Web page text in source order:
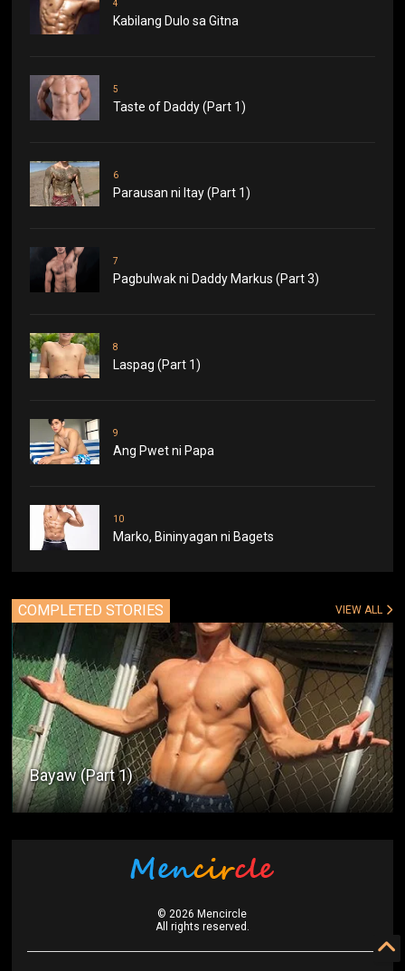
4
Kabilang Dulo sa Gitna
5
Taste of Daddy (Part 1)
6
Parausan ni Itay (Part 1)
7
Pagbulwak ni Daddy Markus (Part 3)
8
Laspag (Part 1)
9
Ang Pwet ni Papa
10
Marko, Bininyagan ni Bagets
COMPLETED STORIES VIEW ALL
Bayaw (Part 1)
©2026 Mencircle
All rights reserved.